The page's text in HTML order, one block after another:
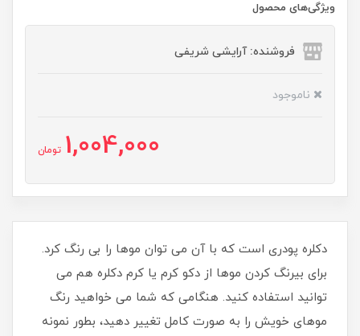
ویژگی‌های محصول
فروشنده: آرایشی شریفی
ناموجود
1,004,000 تومان
دکلره پودری است که با آن می توان موها را بی رنگ کرد.
برای بیرنگ کردن موها از دکو کرم یا کرم دکلره هم می
توانید استفاده کنید. هنگامی که شما می خواهید رنگ
موهای خویش را به صورت کامل تغيير دهید، بطور نمونه